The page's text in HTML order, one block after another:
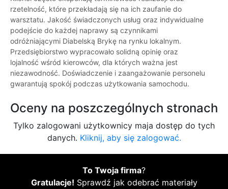
rzetelność, które przekładają się na ich zaufanie do
warsztatu. Jakość świadczonych usług oraz indywidualne
podejście do każdej naprawy są czynnikami
odróżniającymi Diabelską Brykę na rynku lokalnym.
Przedsiębiorstwo wypracowało solidną opinię oraz
lojalność wśród kierowców, dla których ważna jest
niezawodność. Doświadczenie i zaangażowanie personelu
gwarantują spokój podczas użytkowania samochodu.
Oceny na poszczególnych stronach
Tylko zalogowani użytkownicy maja dostęp do tych
danych. Kliknij, aby się zalogować.
To Twoja firma?
Gratulacje! Sprawdź jak odebrać materiały